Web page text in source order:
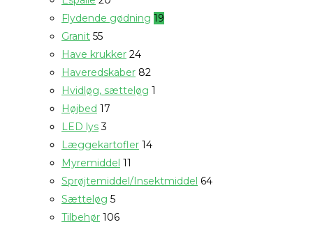
Flydende gødning 19
Granit 55
Have krukker 24
Haveredskaber 82
Hvidløg, sætteløg 1
Højbed 17
LED lys 3
Læggekartofler 14
Myremiddel 11
Sprøjtemiddel/Insektmiddel 64
Sætteløg 5
Tilbehør 106